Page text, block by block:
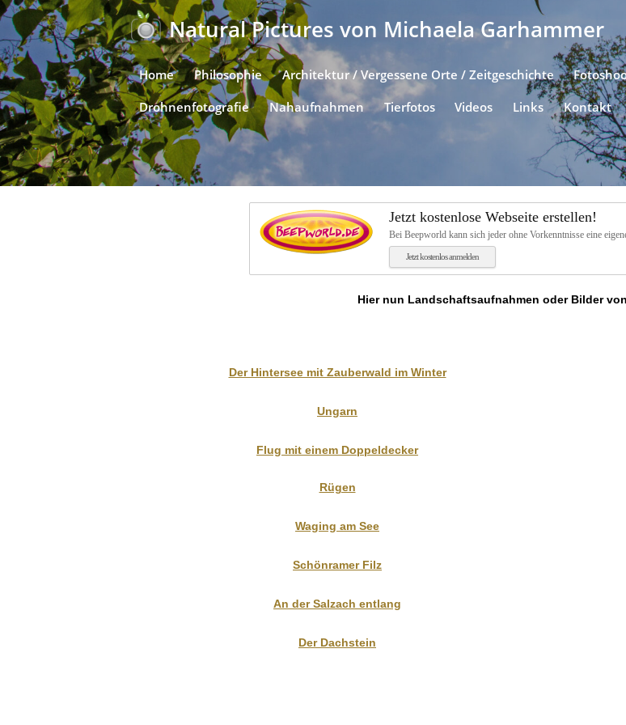
Natural Pictures von Michaela Garhammer
Home Philosophie Architektur / Vergessene Orte / Zeitgeschichte
Drohnenfotografie
Nahaufnahmen Tierfotos Videos Links Kontakt
Jetzt kostenlose Webseite erstellen!
Bei Beepworld kann sich jeder ohne Vorkenntnisse eine
Jetzt kostenlos anmelden
Hier nun Landschaftsaufnahmen oder Bilder
Der Hintersee mit Zauberwald im Winter
Ungarn
Flug mit einem Doppeldecker
Rügen
Waging am See
Schönramer Filz
An der Salzach entlang
Der Dachstein